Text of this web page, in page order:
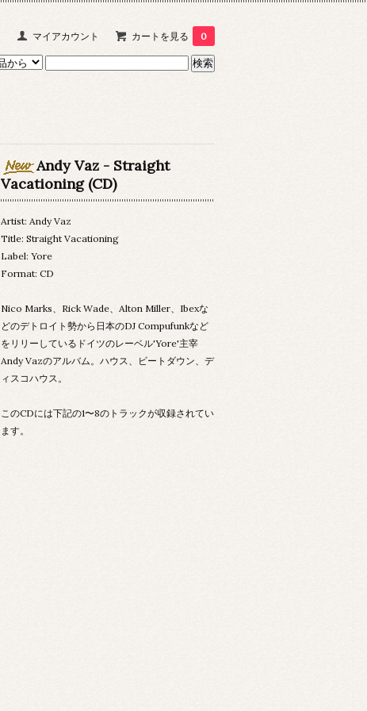
マイアカウント カートを見る 0
Andy Vaz - Straight
Vacationing (CD)
Artist: Andy Vaz
Title: Straight Vacationing
Label: Yore
Format: CD
Nico Marks、Rick Wade、Alton Miller、Ibexな
どのデトロイト勢から日本のDJ Compufunkなど
をリリーしているドイツのレーベル'Yore'主宰
Andy Vazのアルバム。ハウス、ビートダウン、デ
ィスコハウス。
このCDには下記の1〜8のトラックが収録されてい
ます。